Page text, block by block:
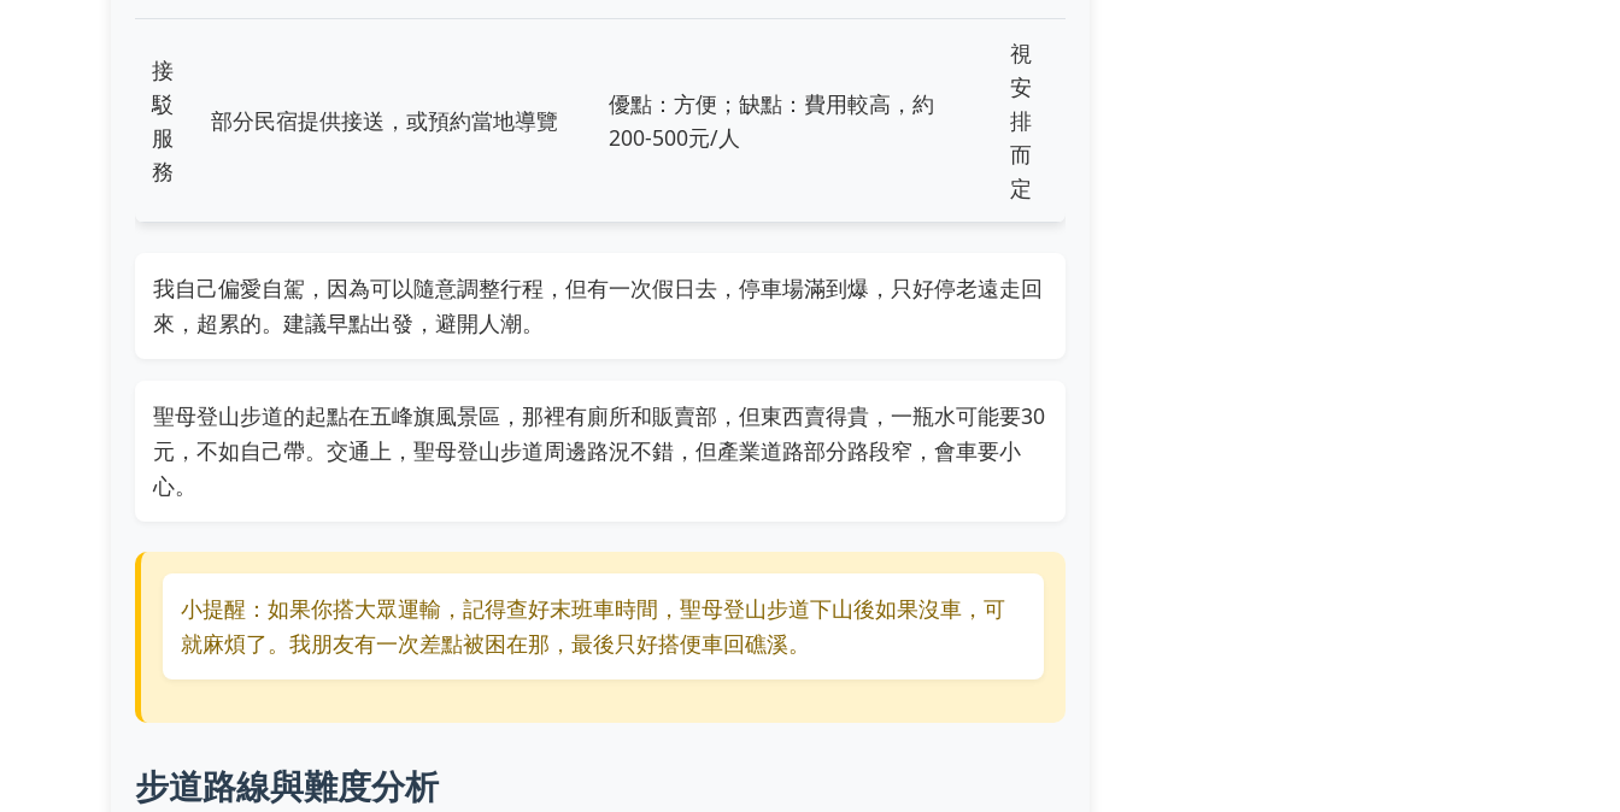
接
駁
服
務
部分民宿提供接送，或預約當地導覽
優點：方便；缺點：費用較高，約
200-500元/人
視
安
排
而
定
我自己偏愛自駕，因為可以隨意調整行程，但有一次假日去，停車場滿到爆，只好停老遠走回
來，超累的。建議早點出發，避開人潮。
聖母登山步道的起點在五峰旗風景區，那裡有廁所和販賣部，但東西賣得貴，一瓶水可能要30
元，不如自己帶。交通上，聖母登山步道周邊路況不錯，但產業道路部分路段窄，會車要小
心。
小提醒：如果你搭大眾運輸，記得查好末班車時間，聖母登山步道下山後如果沒車，可
就麻煩了。我朋友有一次差點被困在那，最後只好搭便車回礁溪。
步道路線與難度分析